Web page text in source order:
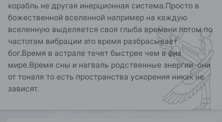
корабль не другая инерционная система.Просто в
божественной вселенной например на каждую
вселенную выделяется своя глыба времени потом по
частотам вибрации это время разбрасывает
бог.Время в астрале течет быстрее чем в физ
мире.Время сны и нагваль родственные энергии они
от тоналя то есть пространства ускорения никак не
зависят.